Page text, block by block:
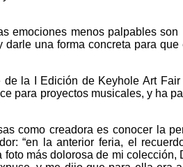
emociones menos palpables
una forma concreta para
de la I Edición de Keyhole Art
para proyectos musicales, y ha
como creadora es conocer la
“en la anterior feria, el
más dolorosa de mi colección,